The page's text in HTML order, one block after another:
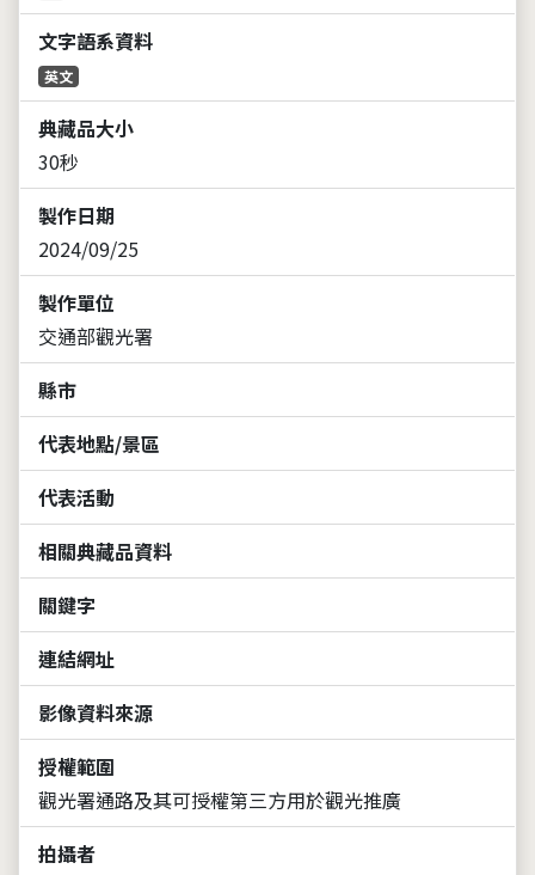
文字語系資料
英文
典藏品大小
30秒
製作日期
2024/09/25
製作單位
交通部觀光署
縣市
代表地點/景區
代表活動
相關典藏品資料
關鍵字
連結網址
影像資料來源
授權範圍
觀光署通路及其可授權第三方用於觀光推廣
拍攝者